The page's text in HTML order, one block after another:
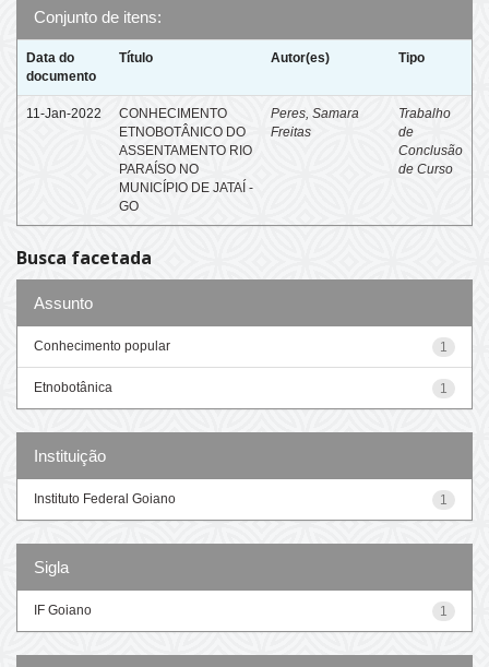
Conjunto de itens:
Data do
documento
Título Autor(es) Tipo
11-Jan-2022
CONHECIMENTO
ETNOBOTÂNICO DO
ASSENTAMENTO RIO
PARAÍSO NO
MUNICÍPIO DE JATAÍ -
GO
Peres, Samara
Freitas
Trabalho
de
Conclusão
de Curso
Busca facetada
Assunto
1
Conhecimento popular
1
Etnobotânica
Instituição
1
Instituto Federal Goiano
Sigla
1
IF Goiano